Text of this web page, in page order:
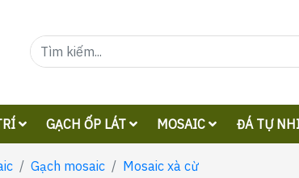
GẠCH ỐP LÁT MOSAIC ĐÁ TỰ
Gạch mosaic Mosaic xà cừ